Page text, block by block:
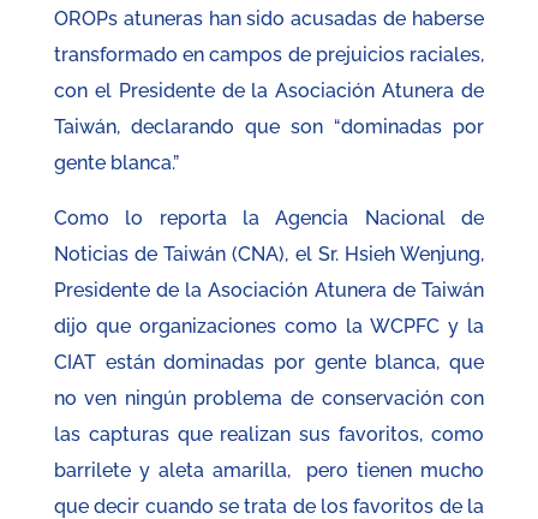
OROPs atuneras han sido acusadas de haberse
transformado en campos de prejuicios raciales,
con el Presidente de la Asociación Atunera de
Taiwán, declarando que son “dominadas por
gente blanca.”
Como lo reporta la Agencia Nacional de
Noticias de Taiwán (CNA), el Sr. Hsieh Wenjung,
Presidente de la Asociación Atunera de Taiwán
dijo que organizaciones como la WCPFC y la
CIAT están dominadas por gente blanca, que
no ven ningún problema de conservación con
las capturas que realizan sus favoritos, como
barrilete y aleta amarilla, pero tienen mucho
que decir cuando se trata de los favoritos de la